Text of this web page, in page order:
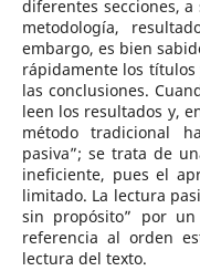
diferentes secciones,
metodología,
embargo, es bien
rápidamente los títulos
las conclusiones.
leen los resultados y,
método tradicional
pasiva”; se trata de
ineficiente, pues el
limitado. La lectura
sin propósito” por un
referencia al orden
lectura del texto.